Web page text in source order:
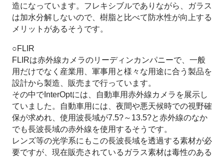
造になっています。フレキシブルでありながら、ガラス
は加水分解しないので、樹脂と比べて防水性が向上する
メリットがあるそうです。
○FLIR
FLIRは赤外線カメラのリーディンカンパニーで、一般
用だけでなく産業用、軍事用と様々な用途に合う製品を
設計から製造、販売まで行っています。
その中でInterOptには、自動車用赤外線カメラを展示し
ていました。自動車用には、夜間や悪天候時での視野確
保が求めれ、使用波長域が7.5?～13.5?と赤外線のなか
でも長波長域の赤外線を使用するそうです。
レンズ等の光学系にもこの長波長域を透過する素材が必
要ですが、現在販売されているガラス素材は毒性のある